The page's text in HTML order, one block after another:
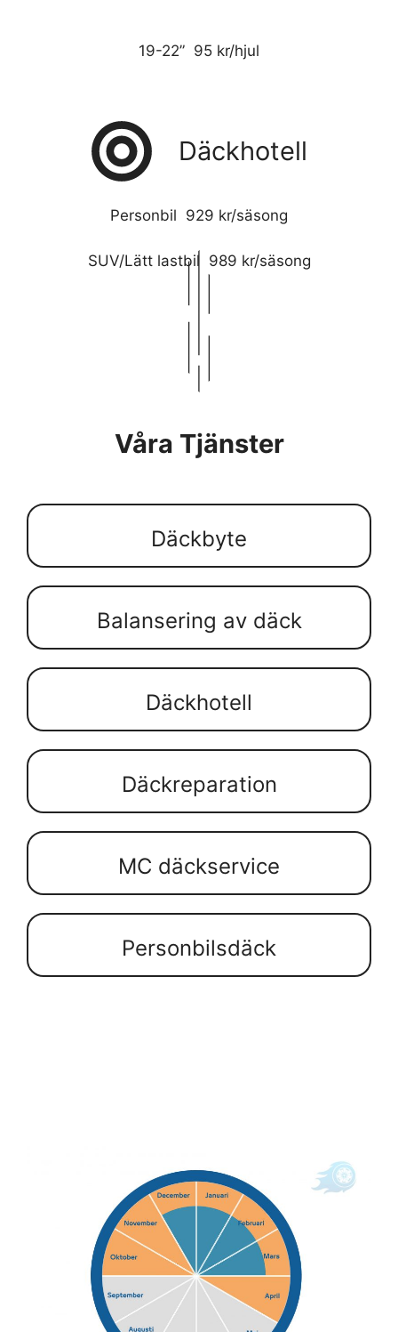
19-22” 95 kr/hjul
Däckhotell
Personbil 929 kr/säsong
SUV/Lätt lastbil 989 kr/säsong
Våra Tjänster
Däckbyte
Balansering av däck
Däckhotell
Däckreparation
MC däckservice
Personbilsdäck